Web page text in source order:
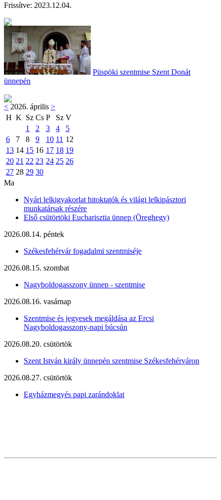
Frissítve: 2023.12.04.
Püspöki szentmise Szent Donát
ünnepén
< 2026. április >
H K Sz Cs P Sz V
1
2 3 4
5
6
7 8 9 10 11 12
13 14 15 16 17 18 19
20 21 22 23 24 25 26
27 28 29 30
Ma
Nyári lelkigyakorlat hitoktatók és világi lelkipásztori
munkatársak részére
Első csütörtöki Eucharisztia ünnep (Öreghegy)
2026.08.14. péntek
Székesfehérvár fogadalmi szentmiséje
2026.08.15. szombat
Nagyboldogasszony ünnep - szentmise
2026.08.16. vasárnap
Szentmise és jegyesek megáldása az Ercsi
Nagyboldogasszony-napi búcsún
2026.08.20. csütörtök
Szent István király ünnepén szentmise Székesfehérváron
2026.08.27. csütörtök
Egyházmegyés papi zarándoklat